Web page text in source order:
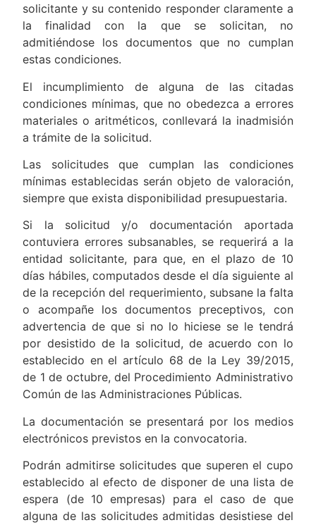
solicitante y su contenido responder claramente a
la finalidad con la que se solicitan, no
admitiéndose los documentos que no cumplan
estas condiciones.
El incumplimiento de alguna de las citadas
condiciones mínimas, que no obedezca a errores
materiales o aritméticos, conllevará la inadmisión
a trámite de la solicitud.
Las solicitudes que cumplan las condiciones
mínimas establecidas serán objeto de valoración,
siempre que exista disponibilidad presupuestaria.
Si la solicitud y/o documentación aportada
contuviera errores subsanables, se requerirá a la
entidad solicitante, para que, en el plazo de 10
días hábiles, computados desde el día siguiente al
de la recepción del requerimiento, subsane la falta
o acompañe los documentos preceptivos, con
advertencia de que si no lo hiciese se le tendrá
por desistido de la solicitud, de acuerdo con lo
establecido en el artículo 68 de la Ley 39/2015,
de 1 de octubre, del Procedimiento Administrativo
Común de las Administraciones Públicas.
La documentación se presentará por los medios
electrónicos previstos en la convocatoria.
Podrán admitirse solicitudes que superen el cupo
establecido al efecto de disponer de una lista de
espera (de 10 empresas) para el caso de que
alguna de las solicitudes admitidas desistiese del